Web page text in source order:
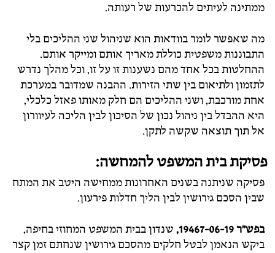
ממתינה לעיתים להכרעות של רעותה.
מה שאפשר לומר בוודאות הוא שניהול שני ההליכים בלי
התבוננות משפטית כוללת מאריך אותם ומייקר אותם.
ההחלטות בכל אחד מהם נשענות זו על זו, וכל מהלך נדרש
לתזמון ולתיאום בין שתי הזירות. ההבנה שמדובר במערכת
אחת מורכבת, ושני ההליכים הם חלק מאותו פאזל כלכלי,
היא ההבדל בין ניהול נכון של הסיכון לבין הליכה לעיוורון
אל תוך תוצאה שקשה לתקן.
פסיקת בית המשפט להמחשה:
פסיקה שניתנה בשנים האחרונות ממחישה היטב את המתח
שבין הסכם גירושין לבין הליך חדלות פירעון.
בפש"ר 19467-06-19,
שנדון בבית המשפט המחוזי בחיפה,
ביקש הנאמן לבטל חלקים מהסכם גירושין שנחתם זמן קצר